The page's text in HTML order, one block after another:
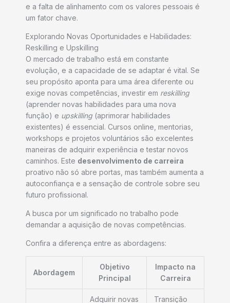
e a falta de alinhamento com os valores pessoais é
um fator chave.
Explorando Novas Oportunidades e Habilidades:
Reskilling e Upskilling
O mercado de trabalho está em constante
evolução, e a capacidade de se adaptar é vital. Se
seu propósito aponta para uma área diferente ou
exige novas competências, investir em reskilling
(aprender novas habilidades para uma nova
função) e upskilling(aprimorar habilidades
existentes) é essencial. Cursos online, mentorias,
workshops e projetos voluntários são excelentes
maneiras de adquirir experiência e testar novos
caminhos. Este desenvolvimento de carreira
proativo não só abre portas, mas também aumenta a
autoconfiança e a sensação de controle sobre seu
futuro profissional.
A busca por um significado no trabalho pode
demandar a aquisição de novas competências.
Confira a diferença entre as abordagens:
Abordagem
Objetivo
Principal
Impacto na
Carreira
Adquirir novas
Transição